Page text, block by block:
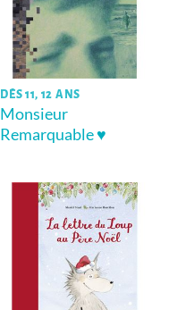
DÈS 11, 12 ANS
Monsieur
Remarquable ♥